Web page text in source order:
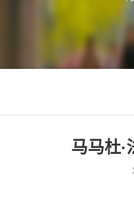
马马杜·